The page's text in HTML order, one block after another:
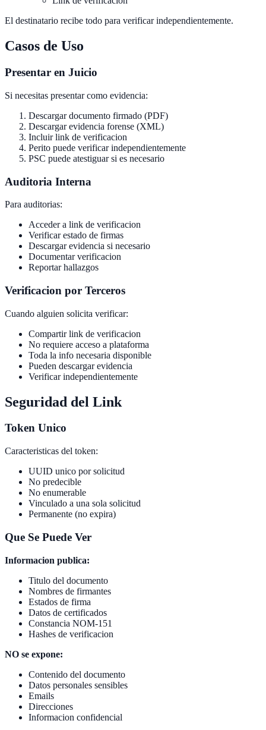
El destinatario recibe todo para verificar independientemente.
Casos de Uso
Presentar en Juicio
Si necesitas presentar como evidencia:
Descargar documento firmado (PDF)
Descargar evidencia forense (XML)
Incluir link de verificacion
Perito puede verificar independientemente
PSC puede atestiguar si es necesario
Auditoria Interna
Para auditorias:
Acceder a link de verificacion
Verificar estado de firmas
Descargar evidencia si necesario
Documentar verificacion
Reportar hallazgos
Verificacion por Terceros
Cuando alguien solicita verificar:
Compartir link de verificacion
No requiere acceso a plataforma
Toda la info necesaria disponible
Pueden descargar evidencia
Verificar independientemente
Seguridad del Link
Token Unico
Caracteristicas del token:
UUID unico por solicitud
No predecible
No enumerable
Vinculado a una sola solicitud
Permanente (no expira)
Que Se Puede Ver
Informacion publica:
Titulo del documento
Nombres de firmantes
Estados de firma
Datos de certificados
Constancia NOM-151
Hashes de verificacion
NO se expone:
Contenido del documento
Datos personales sensibles
Emails
Direcciones
Informacion confidencial